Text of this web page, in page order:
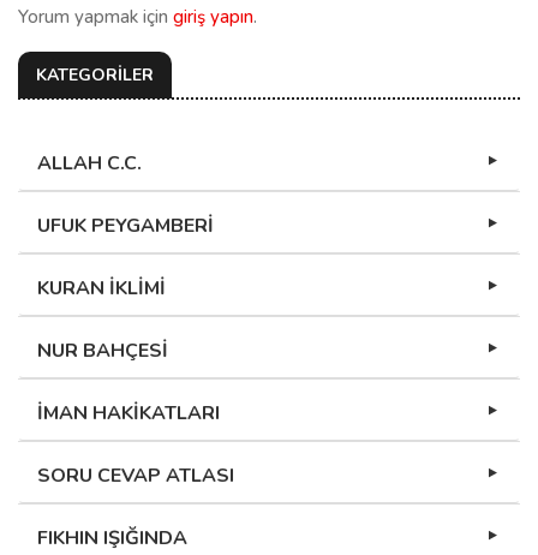
Yorum yapmak için giriş yapın.
KATEGORİLER
ALLAH C.C.
UFUK PEYGAMBERİ
KURAN İKLİMİ
NUR BAHÇESİ
İMAN HAKİKATLARI
SORU CEVAP ATLASI
FIKHIN IŞIĞINDA